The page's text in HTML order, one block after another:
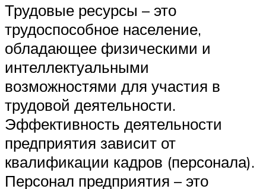
Трудовые ресурсы – это
трудоспособное население,
обладающее физическими и
интеллектуальными
возможностями для участия в
трудовой деятельности.
Эффективность деятельности
предприятия зависит от
квалификации кадров (персонала).
Персонал предприятия – это